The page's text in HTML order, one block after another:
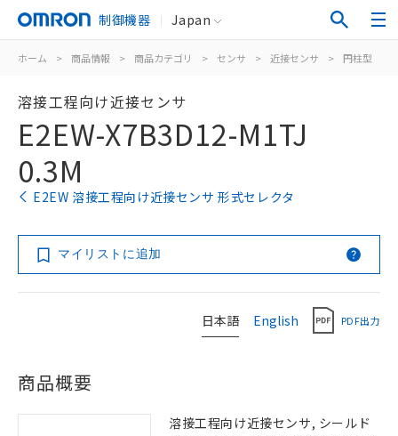
制御機器 Japan
ホーム > 商品情報 > 商品カテゴリ > センサ > 近接センサ > 円柱型
溶接工程向け近接センサ
E2EW-X7B3D12-M1TJ
0.3M
E2EW 溶接工程向け近接センサ 形式セレクタ
マイリストに追加
日本語 English PDF出力
商品概要
溶接工程向け近接センサ, シールド